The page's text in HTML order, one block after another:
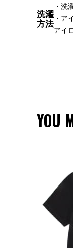
洗濯
方法
・洗
・ア
アイ
YOU